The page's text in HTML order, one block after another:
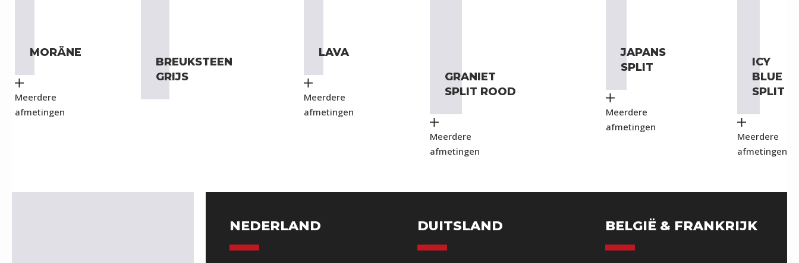
MORÄNE
Meerdere
afmetingen
BREUKSTEEN
GRIJS
LAVA
Meerdere
afmetingen
GRANIET
SPLIT ROOD
Meerdere
afmetingen
JAPANS
SPLIT
Meerdere
afmetingen
ICY
BLUE
SPLIT
Meerdere
afmetingen
NEDERLAND DUITSLAND BELGIË & FRANKRIJK